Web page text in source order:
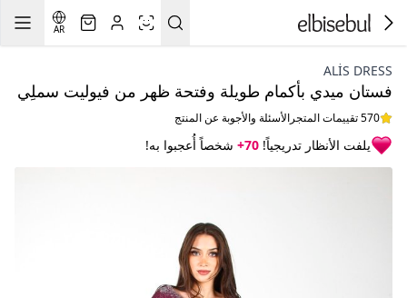
AR
ALİS DRESS
فستان ميدي بأكمام طويلة وفتحة ظهر من فيوليت سملِي
570 تقييمات المتجر الأسئلة والأجوبة عن المنتج
يلفت الأنظار تدريجياً! 70+ شخصاً أُعجبوا به!